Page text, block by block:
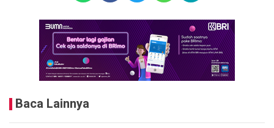
Baca Lainnya